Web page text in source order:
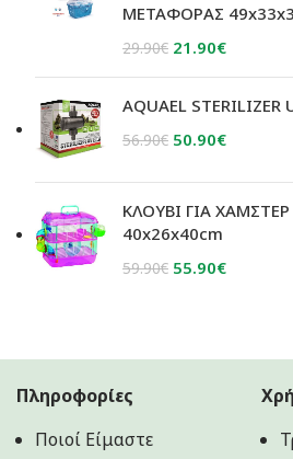
7.30€.
ΜΕΤΑΦΟΡΑΣ
29.90€ Original
price
was:
21.90€Η
τιμή
21.90€.
AQUAEL STERILIZER
56.90€ Original
56.90€.
50.90€Η
είναι:
ΚΛΟΥΒΙ ΓΙΑ ΧΑΜΣΤΕΡ
40x26x40cm
59.90€ Original
55.90€Η
Πληροφορίες
Ποιοί Είμαστε